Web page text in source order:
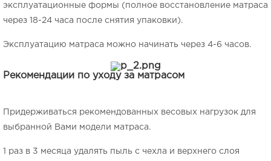
эксплуатационные формы (полное восстановление матраса
через 18-24 часа после снятия упаковки).
Эксплуатацию матраса можно начинать через 4-6 часов.
Рекомендации по уходу за матрасом
Придерживаться рекомендованных весовых нагрузок для
выбранной Вами модели матраса.
1 раз в 3 месяца удалять пыль с чехла и верхнего слоя